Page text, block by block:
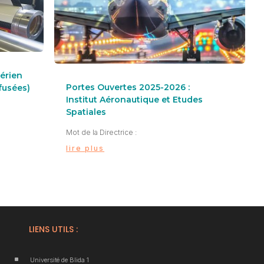
Portes Ouvertes 2025-2026 :
Institut Aéronautique et Etudes
Spatiales
Mot de la Directrice :
lire plus
LIENS UTILS :
^ Université de Blida 1